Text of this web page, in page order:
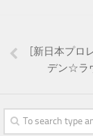
[新日本プロ
デン☆ラ